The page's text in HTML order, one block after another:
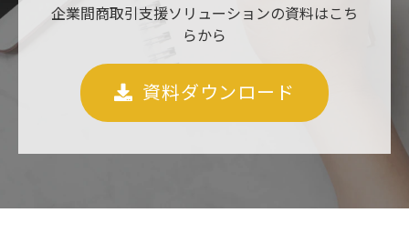
企業間商取引支援ソリューションの資料はこち
らから
資料ダウンロード